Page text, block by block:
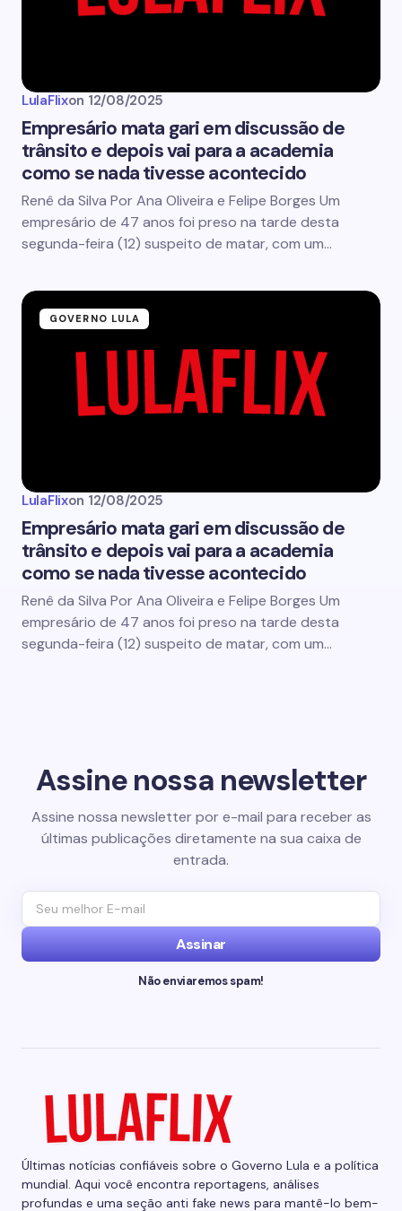
LulaFlixon 12/08/2025
Empresário mata gari em discussão de
trânsito e depois vai para a academia
como se nada tivesse acontecido
Renê da Silva Por Ana Oliveira e Felipe Borges Um
empresário de 47 anos foi preso na tarde desta
segunda-feira (12) suspeito de matar, com um…
GOVERNO LULA
LulaFlixon 12/08/2025
Empresário mata gari em discussão de
trânsito e depois vai para a academia
como se nada tivesse acontecido
Renê da Silva Por Ana Oliveira e Felipe Borges Um
empresário de 47 anos foi preso na tarde desta
segunda-feira (12) suspeito de matar, com um…
Assine nossa newsletter
Assine nossa newsletter por e-mail para receber as
últimas publicações diretamente na sua caixa de
entrada.
Assinar
Não enviaremos spam!
Últimas notícias confiáveis sobre o Governo Lula e a política
mundial. Aqui você encontra reportagens, análises
profundas e uma seção anti fake news para mantê-lo bem-